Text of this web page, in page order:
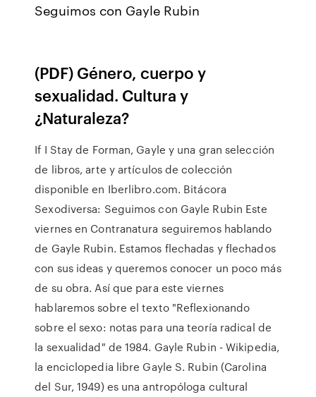
Seguimos con Gayle Rubin
(PDF) Género, cuerpo y
sexualidad. Cultura y
¿Naturaleza?
If I Stay de Forman, Gayle y una gran selección
de libros, arte y artículos de colección
disponible en Iberlibro.com. Bitácora
Sexodiversa: Seguimos con Gayle Rubin Este
viernes en Contranatura seguiremos hablando
de Gayle Rubin. Estamos flechadas y flechados
con sus ideas y queremos conocer un poco más
de su obra. Así que para este viernes
hablaremos sobre el texto "Reflexionando
sobre el sexo: notas para una teoría radical de
la sexualidad" de 1984. Gayle Rubin - Wikipedia,
la enciclopedia libre Gayle S. Rubin (Carolina
del Sur, 1949) es una antropóloga cultural